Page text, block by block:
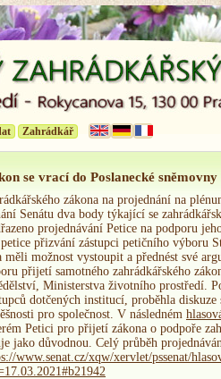
Zahrádkář
se vrací do Poslanecké sněmovny
zákona na projednání na
Senátu dva body týkající se
projednávání Petice na podporu
přizvání zástupci petičního výboru
možnost vystoupit a přednést své
přijetí samotného zahrádkářského
Ministerstva životního prostředí.
dotčených institucí, proběhla diskuze
pro společnost. V následném
Petici pro přijetí zákona o podpoře
jako důvodnou. Celý průběh
www.senat.cz/xqw/xervlet/pssenat/